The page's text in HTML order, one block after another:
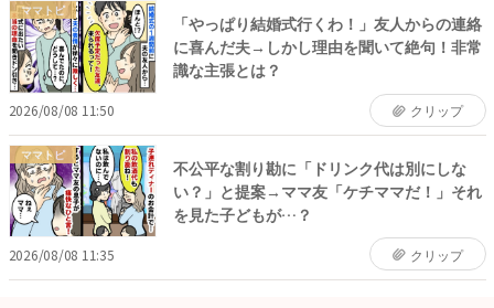
ママトピ
「やっぱり結婚式行くわ！」友人からの連絡
に喜んだ夫→しかし理由を聞いて絶句！非常
識な主張とは？
2026/08/08 11:50 クリップ
ママトピ
不公平な割り勘に「ドリンク代は別にしな
い？」と提案→ママ友「ケチママだ！」それ
を見た子どもが…？
2026/08/08 11:35 クリップ